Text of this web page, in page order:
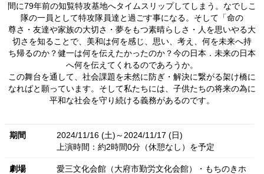
間に79年前の知覧特攻基地へタイムスリップしてしまう。なでしこ
隊の一員として特攻隊員達と過ごす事になる。そして「命の
尊さ・友達や家族の大切さ・夢をもつ素晴らしさ・人を思いやる大
切さを知ることで、美和は何を感じ、思い、考え、何を未来へ持
ち帰るのか？健一は何を伝えたかったのか？今の日本．未来の日本
へ何を伝えてくれるのであろうか。
この舞台を通して、社会課題を未然に防ぎ・解決に繋がる架け橋に
なればと願っています。そして私たちには、子供たちの将来の為に
平和な社会を守り続ける義務があるのです。
期間
2024/11/16 (土)～2024/11/17 (日)
上演時間：約2時間0分（休憩なし）を予定
劇場
愛三文化会館（大府市勤労文化会館）・もちのきホ